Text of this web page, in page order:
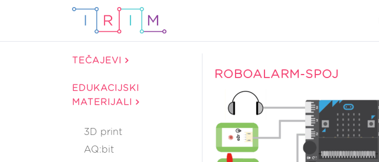
TEČAJEVI
EDUKACIJSKI
MATERIJALI
3D print
AQ:bit
ROBOALARM-SPOJ